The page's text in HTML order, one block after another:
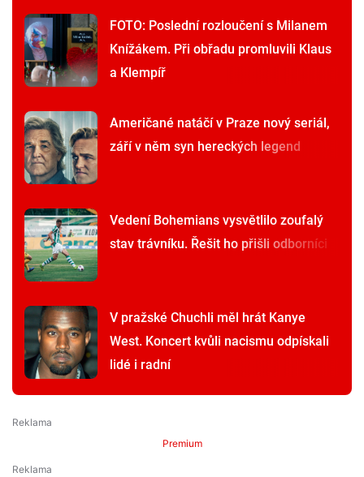
FOTO: Poslední rozloučení s Milanem
Knížákem. Při obřadu promluvili Klaus
a Klempíř
Američané natáčí v Praze nový seriál,
září v něm syn hereckých legend
Vedení Bohemians vysvětlilo zoufalý
stav trávníku. Řešit ho přišli odborníci
V pražské Chuchli měl hrát Kanye
West. Koncert kvůli nacismu odpískali
lidé i radní
Premium